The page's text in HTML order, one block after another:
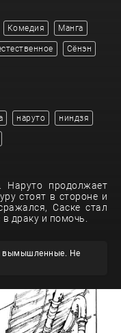
Комедия Манга
Сёнэн
наруто ниндзя
Наруто продолжает
стоят в стороне и
Саске стал
драку и помочь.
вымышленные. Не